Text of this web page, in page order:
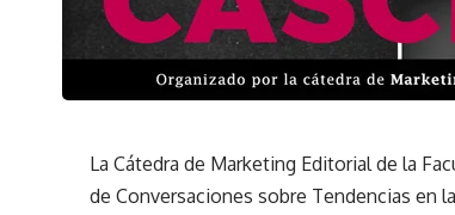
La Cátedra de Marketing Editorial de la
de Conversaciones sobre Tendencias en